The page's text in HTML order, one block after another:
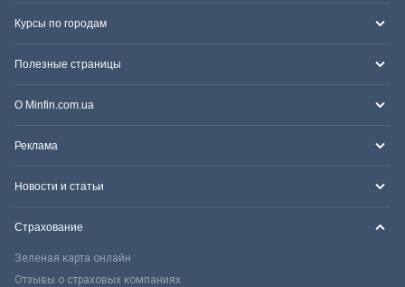
Курсы по городам
Полезные страницы
О Minfin.com.ua
Реклама
Новости и статьи
Страхование
Зеленая карта онлайн
Отзывы о страховых компаниях